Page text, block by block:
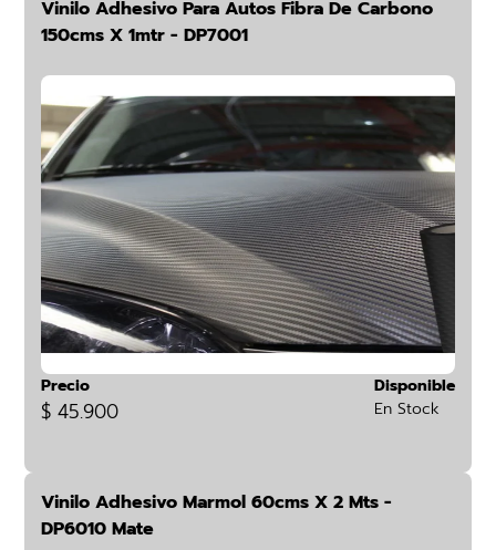
Vinilo Adhesivo Para Autos Fibra De Carbono
150cms X 1mtr - DP7001
Precio
$ 45.900
Disponible
En Stock
Vinilo Adhesivo Marmol 60cms X 2 Mts -
DP6010 Mate